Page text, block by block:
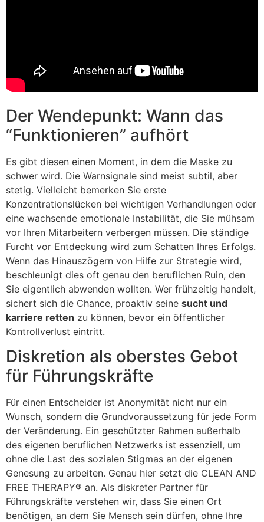
Der Wendepunkt: Wann das
“Funktionieren” aufhört
Es gibt diesen einen Moment, in dem die Maske zu
schwer wird. Die Warnsignale sind meist subtil, aber
stetig. Vielleicht bemerken Sie erste
Konzentrationslücken bei wichtigen Verhandlungen oder
eine wachsende emotionale Instabilität, die Sie mühsam
vor Ihren Mitarbeitern verbergen müssen. Die ständige
Furcht vor Entdeckung wird zum Schatten Ihres Erfolgs.
Wenn das Hinauszögern von Hilfe zur Strategie wird,
beschleunigt dies oft genau den beruflichen Ruin, den
Sie eigentlich abwenden wollten. Wer frühzeitig handelt,
sichert sich die Chance, proaktiv seine sucht und
karriere retten zu können, bevor ein öffentlicher
Kontrollverlust eintritt.
Diskretion als oberstes Gebot
für Führungskräfte
Für einen Entscheider ist Anonymität nicht nur ein
Wunsch, sondern die Grundvoraussetzung für jede Form
der Veränderung. Ein geschützter Rahmen außerhalb
des eigenen beruflichen Netzwerks ist essenziell, um
ohne die Last des sozialen Stigmas an der eigenen
Genesung zu arbeiten. Genau hier setzt die CLEAN AND
FREE THERAPY® an. Als diskreter Partner für
Führungskräfte verstehen wir, dass Sie einen Ort
benötigen, an dem Sie Mensch sein dürfen, ohne Ihre